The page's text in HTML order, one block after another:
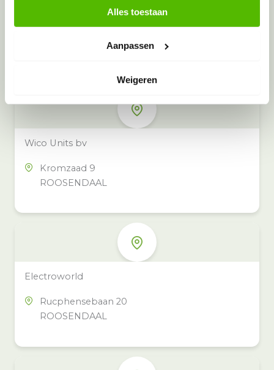
Alles toestaan
Aanpassen
Weigeren
Meer inzamelpunten in de buurt
inzamelpunten in het hele land,
ook in jouw buurt.
Wico Units bv
Kromzaad 9
ROOSENDAAL
Electroworld
Rucphensebaan 20
ROOSENDAAL